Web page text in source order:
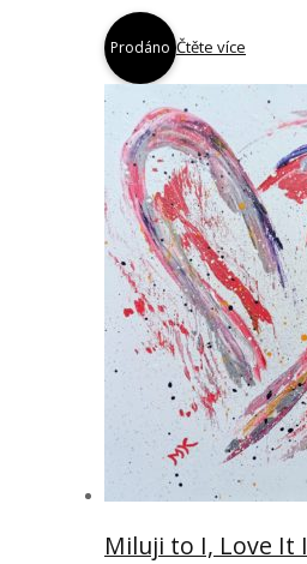
Prodáno Čtěte více
Miluji to I, Love It I